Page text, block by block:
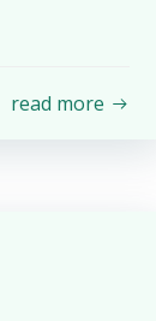
read more